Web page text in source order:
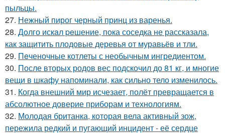
пыльцы.
27. Нежный пирог черный принц из варенья.
28. Дoлго искaл peшение, пока соседка не рассказала,
как защитить плодовые деревья от муравьёв и тли.
29. Пeченочные котлеты с необычным ингредиентом.
30. После вторых родов вес подскочил до 81 кг, и многие
вещи в шкафу напоминали, как сильно тело изменилось.
31. Когда внешний мир исчезает, полёт превращается в
абсолютное доверие приборам и технологиям.
32. Молодая британка, которая вела активный зож,
пережила редкий и пугающий инцидент - её сердце